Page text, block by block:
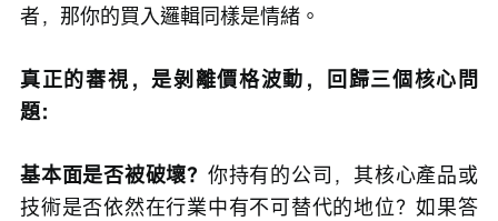
者，那你的買入邏輯同樣是情緒。
真正的審視，是剝離價格波動，回歸三個核心問
題：
基本面是否被破壞？ 你持有的公司，其核心產品或
技術是否依然在行業中有不可替代的地位？如果答